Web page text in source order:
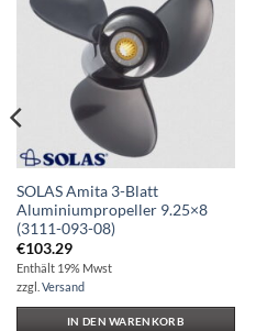
Auf die
Wunschliste
SOLAS Amita 3-Blatt
Aluminiumpropeller 9.25×8
(3111-093-08)
€103.29
Enthält 19% Mwst
zzgl. Versand
IN DEN WARENKORB